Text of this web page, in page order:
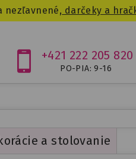
nezľavnené, darčeky a
+421 222 205 820
PO-PIA: 9-16
a stolovanie